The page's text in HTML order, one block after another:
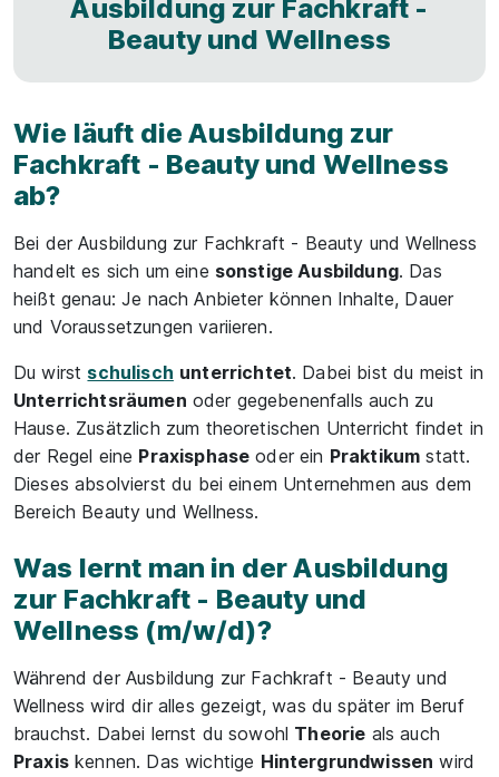
Ausbildung zur Fachkraft -
Beauty und Wellness
Wie läuft die Ausbildung zur
Fachkraft - Beauty und Wellness
ab?
Bei der Ausbildung zur Fachkraft - Beauty und Wellness
handelt es sich um eine sonstige Ausbildung. Das
heißt genau: Je nach Anbieter können Inhalte, Dauer
und Voraussetzungen variieren.
Du wirst schulisch unterrichtet. Dabei bist du meist in
Unterrichtsräumen oder gegebenenfalls auch zu
Hause. Zusätzlich zum theoretischen Unterricht findet in
der Regel eine Praxisphase oder ein Praktikum statt.
Dieses absolvierst du bei einem Unternehmen aus dem
Bereich Beauty und Wellness.
Was lernt man in der Ausbildung
zur Fachkraft - Beauty und
Wellness (m/w/d)?
Während der Ausbildung zur Fachkraft - Beauty und
Wellness wird dir alles gezeigt, was du später im Beruf
brauchst. Dabei lernst du sowohl Theorie als auch
Praxiskennen. Das wichtige Hintergrundwissen wird